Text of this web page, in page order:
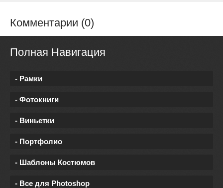
Комментарии (0)
Полная Навигация
- Рамки
- Фотокниги
- Виньетки
- Портфолио
- Шаблоны Костюмов
- Все для Photoshop